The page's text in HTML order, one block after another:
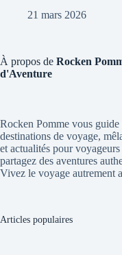
21 mars 2026
À propos de Rocken
d'Aventure
Rocken Pomme vous guide
destinations de voyage,
et actualités pour
partagez des aventures
Vivez le voyage autrement
Articles populaires